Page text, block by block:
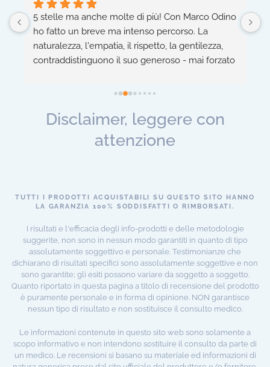
5 stelle ma anche molte di più! Con Marco Odino
ho fatto un breve ma intenso percorso. La
naturalezza, l'empatia, il rispetto, la gentilezza,
contraddistinguono il suo generoso - mai forzato
me era dapprima diffidente a tale tipologia di
Disclaimer, leggere con
attenzione
TUTTI I PRODOTTI ACQUISTABILI SU QUESTO SITO HANNO
LA GARANZIA 100% SODDISFATTI O RIMBORSATI.
I risultati e l'efficacia degli info-prodotti e delle metodologie
suggerite, non sono in nessun modo garantiti in quanto di tipo
assolutamente soggettivo e personale. Testimonianze che
dichiarano di risultati specifici sono assolutamente soggettive e non
sono garantite; gli esiti possono variare da soggetto a soggetto.
Quanto riportato in questa pagina a titolo di recensione del prodotto
è puramente personale e in forma di opinione. NON garantisce
nessun tipo di risultato e non sostituisce il consulto medico.
Le informazioni contenute in questo sito web sono solamente a
scopo informativo e non intendono sostituire il consulto da parte di
un medico. Le recensioni si basano su materiale ed informazioni di